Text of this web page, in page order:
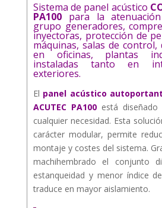
Sistema de panel acústico
PA100para la
grupo generadores,
inyectoras, protección de
máquinas, salas de control,
en oficinas, plantas
instaladas tanto en
exteriores.
El panel acústico
ACUTEC PA100está diseñado
cualquier necesidad. Esta
carácter modular, permite
montaje y costes del sistema.
machihembrado el conjunto
estanqueidad y menor índice
traduce en mayor aislamiento.